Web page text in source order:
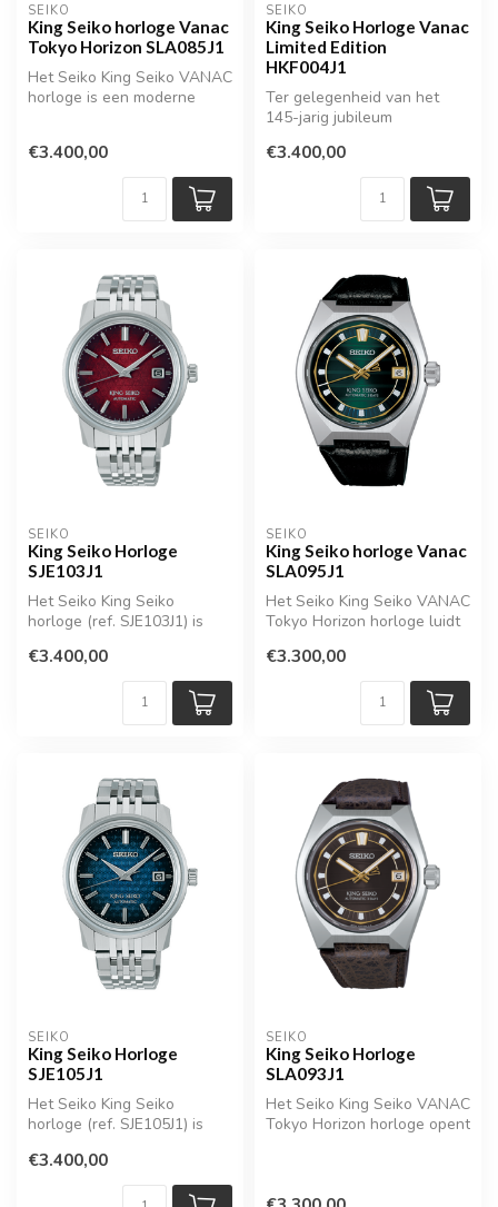
SEIKO
King Seiko horloge Vanac
Tokyo Horizon SLA085J1
Het Seiko King Seiko VANAC
horloge is een moderne
€3.400,00
SEIKO
King Seiko Horloge Vanac
Limited Edition
HKF004J1
Ter gelegenheid van het
145-jarig jubileum
exclusieve King...
€3.400,00
SEIKO
King Seiko Horloge
SJE103J1
Het Seiko King Seiko
horloge (ref. SJE103J1) is
iconische ...
€3.400,00
SEIKO
King Seiko horloge Vanac
SLA095J1
Het Seiko King Seiko VANAC
Tokyo Horizon horloge luidt
€3.300,00
SEIKO
King Seiko Horloge
SJE105J1
Het Seiko King Seiko
horloge (ref. SJE105J1) is
iconische ...
€3.400,00
SEIKO
King Seiko Horloge
SLA093J1
Het Seiko King Seiko VANAC
Tokyo Horizon horloge opent